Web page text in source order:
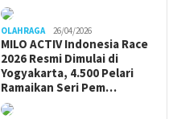
OLAHRAGA 26/04/2026
MILO ACTIV Indonesia Race
2026 Resmi Dimulai di
Yogyakarta, 4.500 Pelari
Ramaikan Seri Pem…